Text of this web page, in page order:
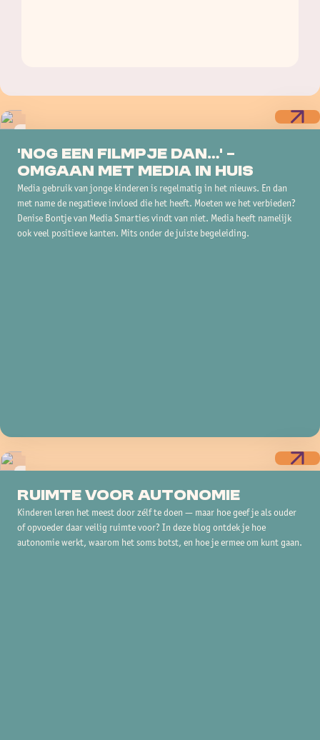
'Nog een filmpje dan…' –
omgaan met media in huis
Media gebruik van jonge kinderen is regelmatig in het nieuws. En dan
met name de negatieve invloed die het heeft. Moeten we het verbieden?
Denise Bontje van Media Smarties vindt van niet. Media heeft namelijk
ook veel positieve kanten. Mits onder de juiste begeleiding.
Ruimte voor autonomie
Kinderen leren het meest door zélf te doen — maar hoe geef je als ouder
of opvoeder daar veilig ruimte voor? In deze blog ontdek je hoe
autonomie werkt, waarom het soms botst, en hoe je ermee om kunt gaan.